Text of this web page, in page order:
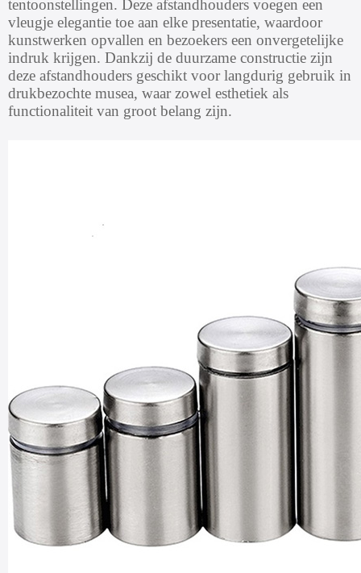
tentoonstellingen. Deze afstandhouders voegen een
vleugje elegantie toe aan elke presentatie, waardoor
kunstwerken opvallen en bezoekers een onvergetelijke
indruk krijgen. Dankzij de duurzame constructie zijn
deze afstandhouders geschikt voor langdurig gebruik in
drukbezochte musea, waar zowel esthetiek als
functionaliteit van groot belang zijn.